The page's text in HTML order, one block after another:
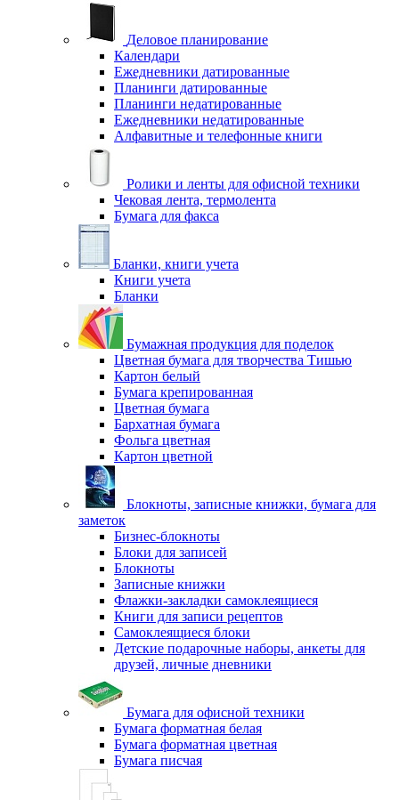
Деловое планирование
Календари
Ежедневники датированные
Планинги датированные
Планинги недатированные
Ежедневники недатированные
Алфавитные и телефонные книги
Ролики и ленты для офисной техники
Чековая лента, термолента
Бумага для факса
Бланки, книги учета
Книги учета
Бланки
Бумажная продукция для поделок
Цветная бумага для творчества Тишью
Картон белый
Бумага крепированная
Цветная бумага
Бархатная бумага
Фольга цветная
Картон цветной
Блокноты, записные книжки, бумага для
заметок
Бизнес-блокноты
Блоки для записей
Блокноты
Записные книжки
Флажки-закладки самоклеящиеся
Книги для записи рецептов
Самоклеящиеся блоки
Детские подарочные наборы, анкеты для
друзей, личные дневники
Бумага для офисной техники
Бумага форматная белая
Бумага форматная цветная
Бумага писчая